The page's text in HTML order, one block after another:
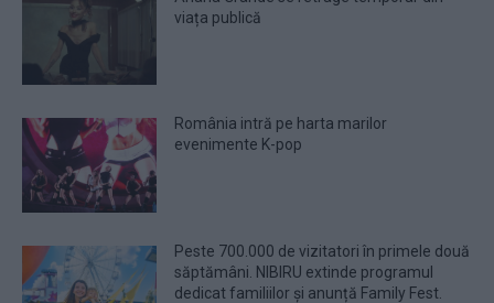
viața publică
România intră pe harta marilor
evenimente K-pop
Peste 700.000 de vizitatori în primele două
săptămâni. NIBIRU extinde programul
dedicat familiilor și anunță Family Fest.